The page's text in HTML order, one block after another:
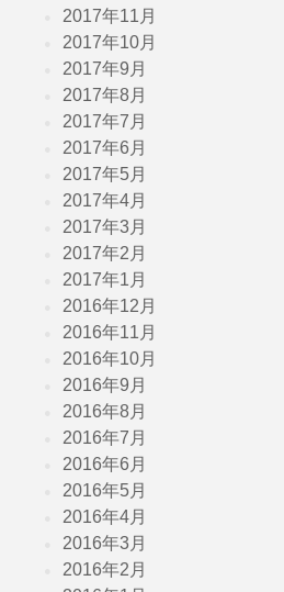
2017年11月
2017年10月
2017年9月
2017年8月
2017年7月
2017年6月
2017年5月
2017年4月
2017年3月
2017年2月
2017年1月
2016年12月
2016年11月
2016年10月
2016年9月
2016年8月
2016年7月
2016年6月
2016年5月
2016年4月
2016年3月
2016年2月